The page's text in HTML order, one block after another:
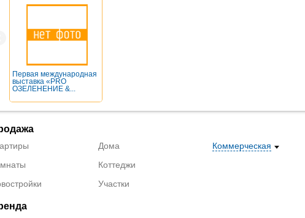
Первая международная
выставка «PRO
ОЗЕЛЕНЕНИЕ &...
Дома
Коттеджи
Участки
Коммерческая